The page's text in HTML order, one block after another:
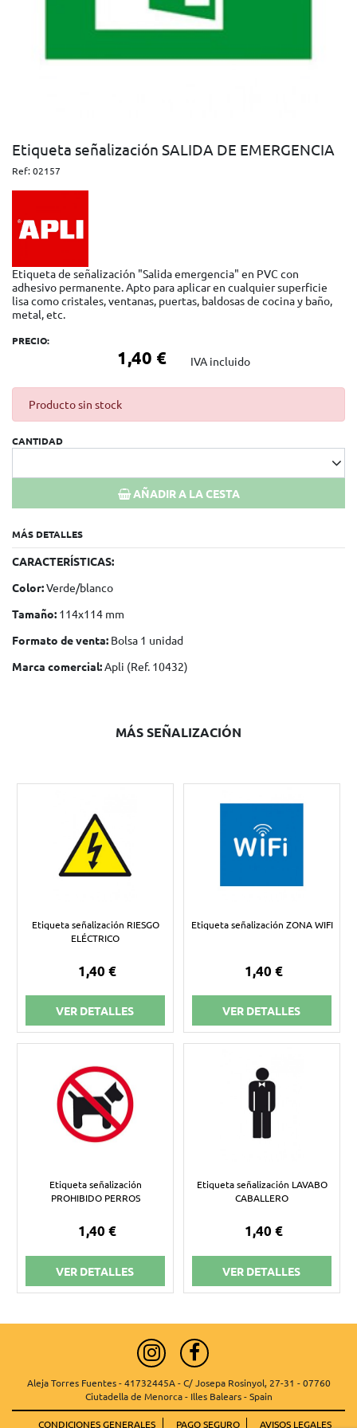
Etiqueta señalización SALIDA DE EMERGENCIA
Ref:02157
Etiqueta de señalización "Salida emergencia" en PVC con
adhesivo permanente. Apto para aplicar en cualquier superficie
lisa como cristales, ventanas, puertas, baldosas de cocina y baño,
metal, etc.
PRECIO:
1,40 € IVA incluido
Producto sin stock
CANTIDAD
AÑADIR A LA CESTA
MÁS DETALLES
CARACTERÍSTICAS:
Color:Verde/blanco
Tamaño: 114x114 mm
Formato de venta: Bolsa 1 unidad
Marca comercial:Apli (Ref. 10432)
MÁS SEÑALIZACIÓN
Etiqueta señalización RIESGO
ELÉCTRICO
1,40 €
VER DETALLES
Etiqueta señalización ZONA WIFI
1,40 €
VER DETALLES
Etiqueta señalización
PROHIBIDO PERROS
1,40 €
VER DETALLES
Etiqueta señalización LAVABO
CABALLERO
1,40 €
VER DETALLES
Aleja Torres Fuentes - 41732445A - C/ Josepa Rosinyol, 27-31 - 07760
Ciutadella de Menorca - Illes Balears - Spain
CONDICIONES GENERALES PAGO SEGURO AVISOS LEGALES